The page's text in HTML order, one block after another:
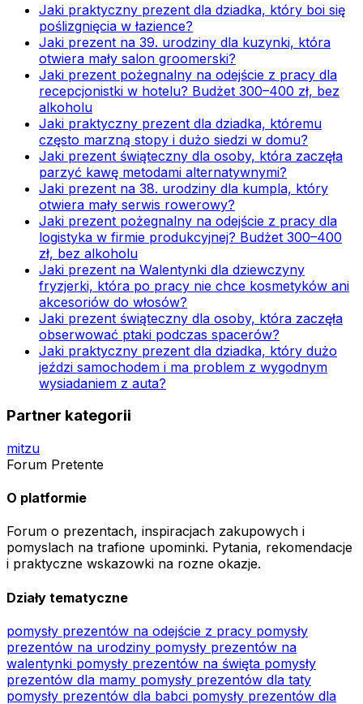
Jaki praktyczny prezent dla dziadka, który boi się
poślizgnięcia w łazience?
Jaki prezent na 39. urodziny dla kuzynki, która
otwiera mały salon groomerski?
Jaki prezent pożegnalny na odejście z pracy dla
recepcjonistki w hotelu? Budżet 300–400 zł, bez
alkoholu
Jaki praktyczny prezent dla dziadka, któremu
często marzną stopy i dużo siedzi w domu?
Jaki prezent świąteczny dla osoby, która zaczęła
parzyć kawę metodami alternatywnymi?
Jaki prezent na 38. urodziny dla kumpla, który
otwiera mały serwis rowerowy?
Jaki prezent pożegnalny na odejście z pracy dla
logistyka w firmie produkcyjnej? Budżet 300–400
zł, bez alkoholu
Jaki prezent na Walentynki dla dziewczyny
fryzjerki, która po pracy nie chce kosmetyków ani
akcesoriów do włosów?
Jaki prezent świąteczny dla osoby, która zaczęła
obserwować ptaki podczas spacerów?
Jaki praktyczny prezent dla dziadka, który dużo
jeździ samochodem i ma problem z wygodnym
wysiadaniem z auta?
Partner kategorii
mitzu
Forum Pretente
O platformie
Forum o prezentach, inspiracjach zakupowych i
pomyslach na trafione upominki. Pytania, rekomendacje
i praktyczne wskazowki na rozne okazje.
Działy tematyczne
pomysły prezentów na odejście z pracy pomysły
prezentów na urodziny pomysły prezentów na
walentynki pomysły prezentów na święta pomysły
prezentów dla mamy pomysły prezentów dla taty
pomysły prezentów dla babci pomysły prezentów dla